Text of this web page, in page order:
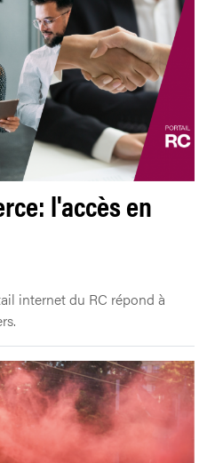
l'accès en
internet du RC répond à